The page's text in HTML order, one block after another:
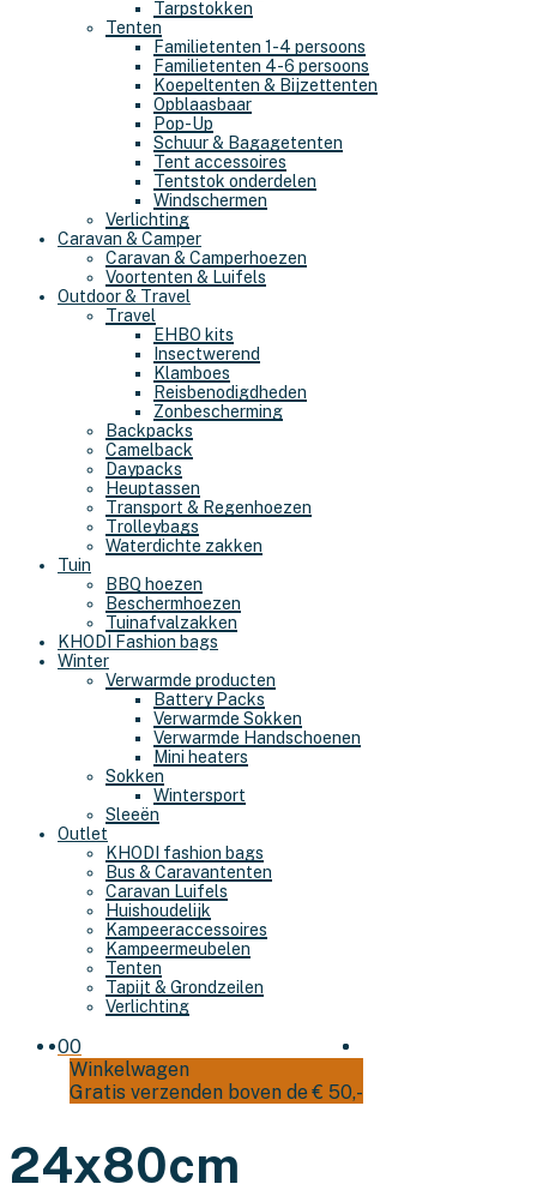
Tarpstokken
Tenten
Familietenten 1-4 persoons
Familietenten 4-6 persoons
Koepeltenten & Bijzettenten
Opblaasbaar
Pop-Up
Schuur & Bagagetenten
Tent accessoires
Tentstok onderdelen
Windschermen
Verlichting
Caravan & Camper
Caravan & Camperhoezen
Voortenten & Luifels
Outdoor & Travel
Travel
EHBO kits
Insectwerend
Klamboes
Reisbenodigdheden
Zonbescherming
Backpacks
Camelback
Daypacks
Heuptassen
Transport & Regenhoezen
Trolleybags
Waterdichte zakken
Tuin
BBQ hoezen
Beschermhoezen
Tuinafvalzakken
KHODI Fashion bags
Winter
Verwarmde producten
Battery Packs
Verwarmde Sokken
Verwarmde Handschoenen
Mini heaters
Sokken
Wintersport
Sleeën
Outlet
KHODI fashion bags
Bus & Caravantenten
Caravan Luifels
Huishoudelijk
Kampeeraccessoires
Kampeermeubelen
Tenten
Tapijt & Grondzeilen
Verlichting
00
Winkelwagen
Gratis verzenden boven de € 50,-
24x80cm